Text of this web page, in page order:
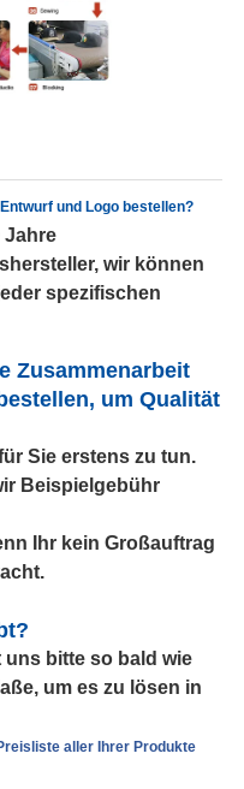
und Logo bestellen?
Jahre
wir können
spezifischen
Zusammenarbeit
um Qualität
Sie erstens zu tun.
Beispielgebühr
Ihr kein Großauftrag
uns bitte so bald wie
um es zu lösen in
aller Ihrer Produkte